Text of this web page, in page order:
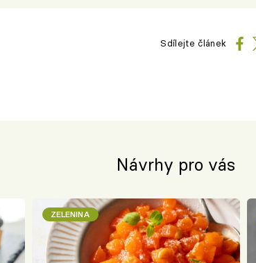
Sdílejte článek
Návrhy pro vás
ZELENINA